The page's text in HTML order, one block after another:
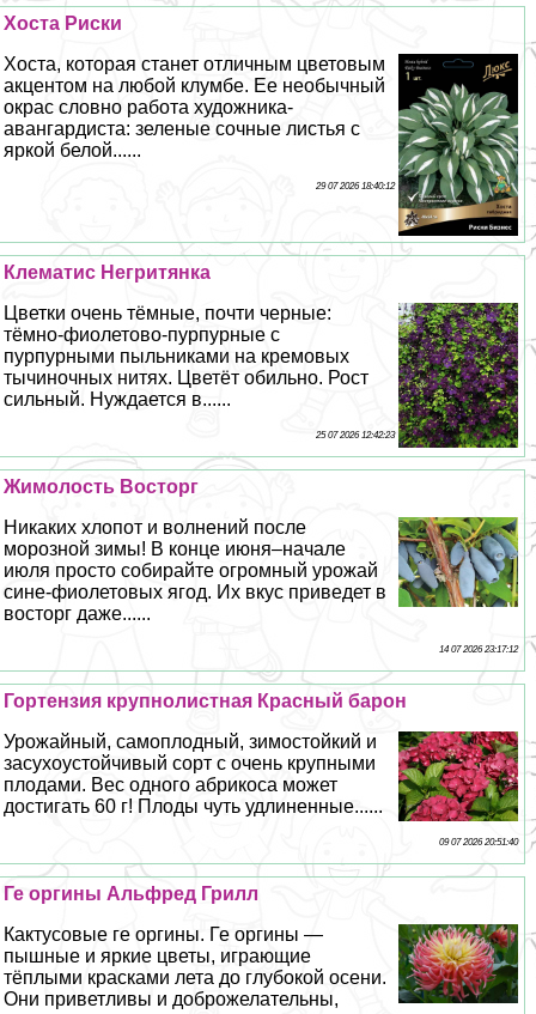
Хоста Риски
Хоста, которая станет отличным цветовым
акцентом на любой клумбе. Ее необычный
окрас словно работа художника-
авангардиста: зеленые сочные листья с
яркой белой......
29 07 2026 18:40:12
Клематис Негритянка
Цветки очень тёмные, почти черные:
тёмно-фиолетово-пурпурные с
пурпурными пыльниками на кремовых
тычиночных нитях. Цветёт обильно. Рост
сильный. Нуждается в......
25 07 2026 12:42:23
Жимолость Восторг
Никаких хлопот и волнений после
морозной зимы! В конце июня–начале
июля просто собирайте огромный урожай
сине-фиолетовых ягод. Их вкус приведет в
восторг даже......
14 07 2026 23:17:12
Гортензия крупнолистная Красный барон
Урожайный, самоплодный, зимостойкий и
засухоустойчивый сорт с очень крупными
плодами. Вес одного абрикоса может
достигать 60 г! Плоды чуть удлиненные......
09 07 2026 20:51:40
Ге opгины Альфред Грилл
Кактусовые ге opгины. Ге opгины —
пышные и яркие цветы, играющие
тёплыми красками лета до глубокой осени.
Они приветливы и доброжелательны,